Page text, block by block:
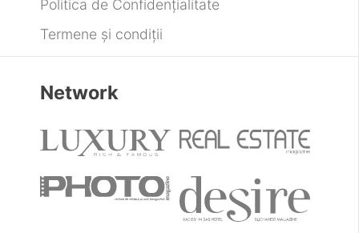
Politica de Confidențialitate
Termene și condiții
Network